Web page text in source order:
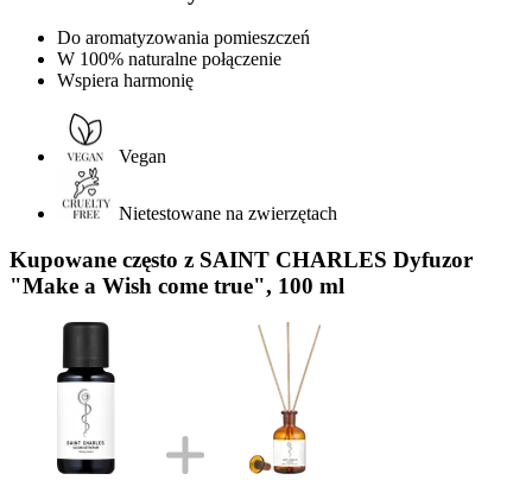
Do aromatyzowania pomieszczeń
W 100% naturalne połączenie
Wspiera harmonię
Vegan
Nietestowane na zwierzętach
Kupowane często z SAINT CHARLES Dyfuzor
"Make a Wish come true", 100 ml